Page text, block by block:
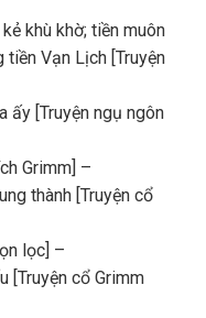
khù khờ; tiền muôn
tiền Vạn Lịch [Truyện
ấy [Truyện ngụ ngôn
Grimm] –
thành [Truyện cổ
lọc] –
[Truyện cổ Grimm